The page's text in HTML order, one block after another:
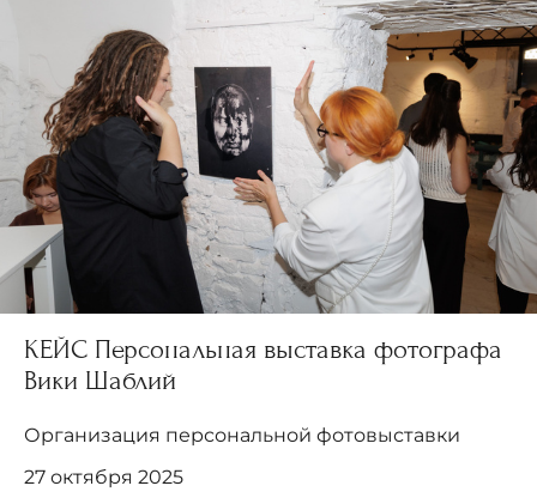
КЕЙС Персональная выставка фотографа
Вики Шаблий
Организация персональной фотовыставки
27 октября 2025